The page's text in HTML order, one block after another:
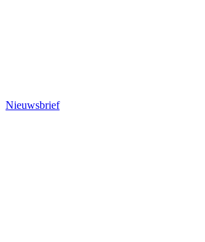
Nieuwsbrief